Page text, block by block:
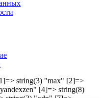
string(3) "max" [2]=>
[4]=> string(8)